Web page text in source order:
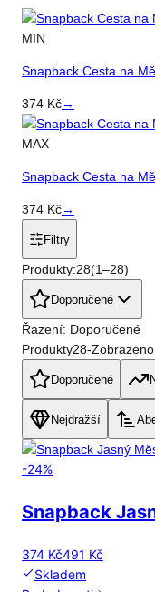
MIN
Snapback Cesta na
374 Kč→
MAX
Snapback Cesta na
374 Kč→
Filtry
Produkty:28(1–28)
Doporučené
Řazení: Doporučené
Produkty28-Zobrazeno
Doporučené
Nejdražší
-24%
Snapback
374 Kč491 Kč
Skladem